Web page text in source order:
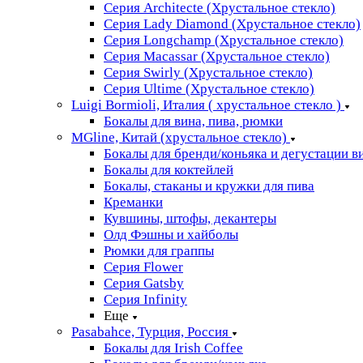
Серия Architecte (Хрустальное стекло)
Серия Lady Diamond (Хрустальное стекло)
Серия Longchamp (Хрустальное стекло)
Серия Macassar (Хрустальное стекло)
Серия Swirly (Хрустальное стекло)
Серия Ultime (Хрустальное стекло)
Luigi Bormioli, Италия ( хрустальное стекло )
Бокалы для вина, пива, рюмки
MGline, Китай (хрустальное стекло)
Бокалы для бренди/коньяка и дегустации
Бокалы для коктейлей
Бокалы, стаканы и кружки для пива
Креманки
Кувшины, штофы, декантеры
Олд Фэшны и хайболы
Рюмки для граппы
Серия Flower
Серия Gatsby
Серия Infinity
Еще
Pasabahce, Турция, Россия
Бокалы для Irish Coffee